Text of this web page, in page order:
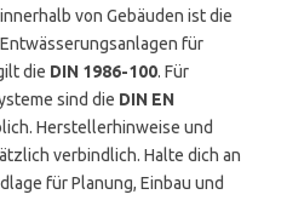
von Gebäuden ist die
für
die DIN 1986-100. Für
sind die DIN EN
Herstellerhinweise und
verbindlich. Halte dich an
für Planung, Einbau und